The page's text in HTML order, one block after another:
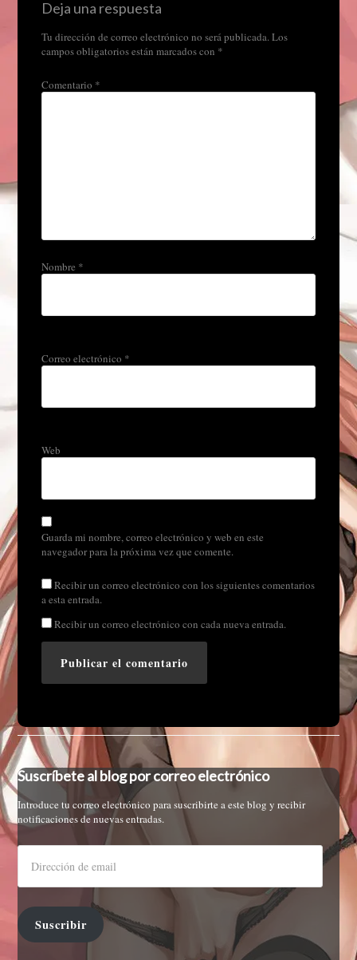
Deja una respuesta
Tu dirección de correo electrónico no será publicada.Los
campos obligatorios están marcados con *
Comentario *
Nombre *
Correo electrónico *
Web
Guarda mi nombre, correo electrónico y web en este
navegador para la próxima vez que comente.
Recibir un correo electrónico con los siguientes comentarios
a esta entrada.
Recibir un correo electrónico con cada nueva entrada.
Suscríbete al blog por correo electrónico
Introduce tu correo electrónico para suscribirte a este blog y recibir
notificaciones de nuevas entradas.
Suscribir